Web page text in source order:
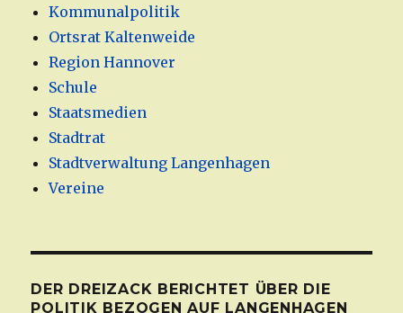
Kommunalpolitik
Ortsrat Kaltenweide
Region Hannover
Schule
Staatsmedien
Stadtrat
Stadtverwaltung Langenhagen
Vereine
DER DREIZACK BERICHTET ÜBER DIE
POLITIK BEZOGEN AUF LANGENHAGEN